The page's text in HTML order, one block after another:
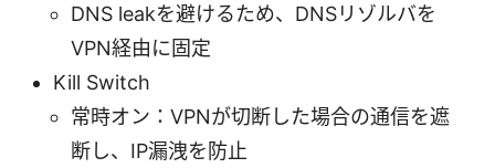
DNS leakを避けるため、DNSリゾルバを
VPN経由に固定
Kill Switch
常時オン：VPNが切断した場合の通信を遮
断し、IP漏洩を防止